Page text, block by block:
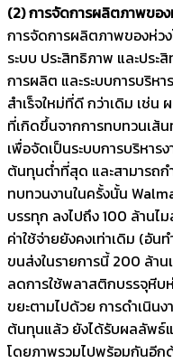
(2) การจัดการผลิตภาพขอ
การจัดการผลิตภาพของห่ว
ระบบ ประสิทธิภาพ และประ
การผลิต และระบบการบริห
สำเร็จใหม่ที่ดี กว่าเดิม เช่
ที่เกิดขึ้นจากการทบทวนเส้
เพื่อจัดเป็นระบบการบริหาร
ต้นทุนต่ำที่สุด และสามารถก
ทบทวนงานในครั้งนั้น
บรรทุก ลงไปถึง 100 ล้านไ
ค่าใช้จ่ายยังคงเท่าเดิม (อัน
ขนส่งในรายการนี้ 200 ล้า
ลดการใช้พลาสติกบรรจุหีบ
ขยะตามไปด้วย การดำเนิน
ต้นทุนแล้ว ยังได้รับผลลัพธ์
โดยภาพรวมไปพร้อมกันอีก